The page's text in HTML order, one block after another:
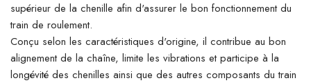
supérieur de la chenille afin d'assurer le bon fonctionnement du
train de roulement.
Conçu selon les caractéristiques d'origine, il contribue au bon
alignement de la chaîne, limite les vibrations et participe à la
longévité des chenilles ainsi que des autres composants du train